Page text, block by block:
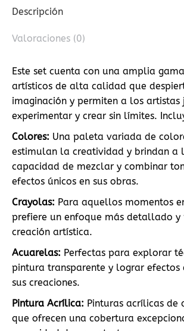
Descripción
Valoraciones (0)
Este set cuenta con una amplia
artísticos de alta calidad que
imaginación y permiten a los artistas
experimentar y crear sin límites.
Colores: Una paleta variada de
estimulan la creatividad y brindan a
capacidad de mezclar y combinar
efectos únicos en sus obras.
Crayolas: Para aquellos momentos
prefiere un enfoque más detallado y
creación artística.
Acuarelas: Perfectas para explorar
pintura transparente y lograr efectos
sus creaciones.
Pintura Acrílica: Pinturas acrílicas
que ofrecen una cobertura